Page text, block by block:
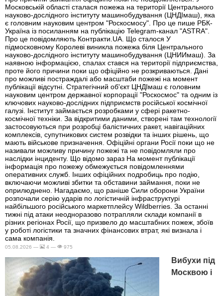
Московській області сталася пожежа на території Центрального
науково-дослідного інституту машинобудування (ЦНДІмаш), яка
є головним науковим центром "Роскосмосу". Про це пише РБК-
Україна із посиланням на публікацію Telegram-канал "ASTRA".
Про це повідомляють Контракти.UA. Що сталося У
підмосковному Королеві виникла пожежа біля Центрального
науково-дослідного інституту машинобудування (ЦНИИмаш). За
наявною інформацією, спалах стався на території підприємства,
проте його причини поки що офіційно не розкриваються. Дані
про можливі постраждалі або масштаби пожежі на момент
публікації відсутні. Стратегічний об'єкт ЦНДІмаш є головним
науковим центром державної корпорації "Роскосмос" та одним із
ключових науково-дослідних підприємств російської космічної
галузі. Інститут займається розробками у сфері ракетно-
космічної техніки. За відкритими даними, створені там технології
застосовуються при розробці балістичних ракет, навігаційних
комплексів, супутникових систем розвідки та інших рішень, що
мають військове призначення. Офіційні органи Росії поки що не
називали можливу причину пожежі та не повідомляли про
наслідки інциденту. Що відомо зараз На момент публікації
інформація про пожежу обмежується повідомленнями
оперативних служб. Інших офіційних подробиць про подію,
включаючи можливі збитки та обставини займання, поки не
оприлюднено. Нагадаємо, що раніше Сили оборони України
розпочали серію ударів по логістичній інфраструктурі
найбільшого російського маркетплейсу Wildberries. За останні
тижні під атаки неодноразово потрапляли склади компанії в
різних регіонах Росії, що призвело до масштабних пожеж, збоїв
у роботі логістики та значних фінансових втрат, які визнала і
сама компанія.
05.08.2026 — 4 — 975
Вибухи під
Москвою і